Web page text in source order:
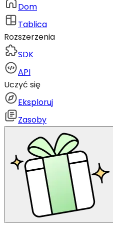
Dom
Tablica
Rozszerzenia
SDK
API
Uczyć się
Eksploruj
Zasoby